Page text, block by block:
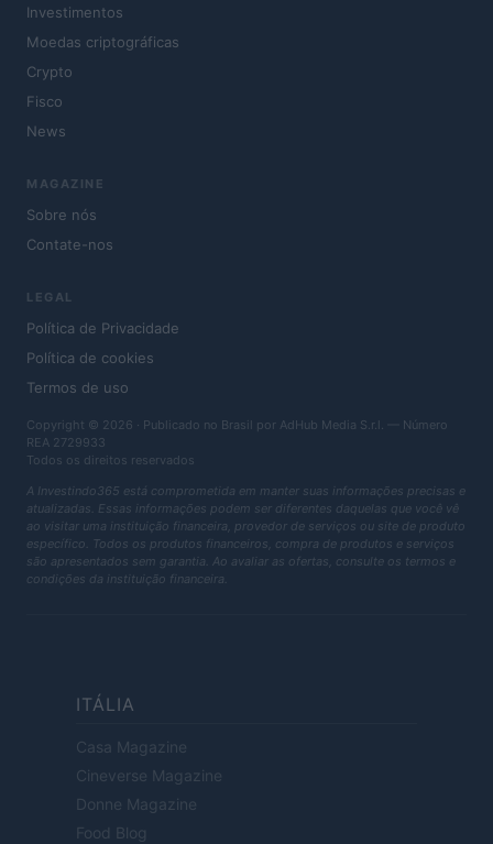
Investimentos
Moedas criptográficas
Crypto
Fisco
News
MAGAZINE
Sobre nós
Contate-nos
LEGAL
Política de Privacidade
Política de cookies
Termos de uso
Copyright © 2026 · Publicado no Brasil por AdHub Media S.r.l. — Número
REA 2729933
Todos os direitos reservados
A Investindo365 está comprometida em manter suas informações precisas e
atualizadas. Essas informações podem ser diferentes daquelas que você vê
ao visitar uma instituição financeira, provedor de serviços ou site de produto
específico. Todos os produtos financeiros, compra de produtos e serviços
são apresentados sem garantia. Ao avaliar as ofertas, consulte os termos e
condições da instituição financeira.
ITÁLIA
Casa Magazine
Cineverse Magazine
Donne Magazine
Food Blog